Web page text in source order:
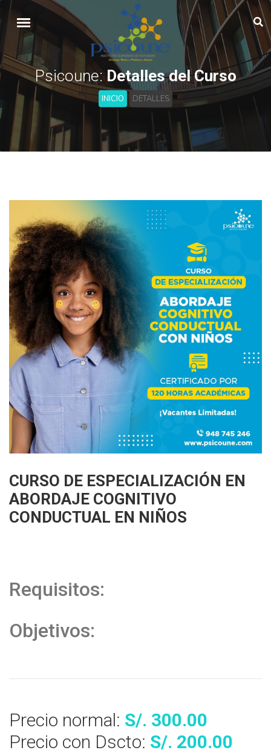
Psicoune:Detalles del Curso
INICIO DETALLES
CURSO DE ESPECIALIZACIÓN EN
ABORDAJE COGNITIVO
CONDUCTUAL EN NIÑOS
Requisitos:
Objetivos:
Precio normal: S/. 300.00
Precio con Dscto: S/. 200.00